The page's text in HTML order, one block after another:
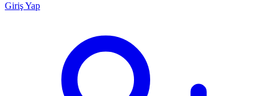
Giriş Yap